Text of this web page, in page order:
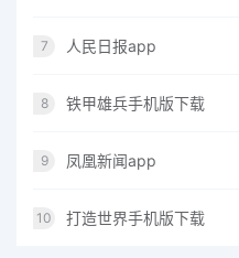
7 人民日报app
8 铁甲雄兵手机版下载
9 凤凰新闻app
10 打造世界手机版下载